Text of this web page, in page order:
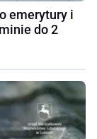
emerytury i
do 2